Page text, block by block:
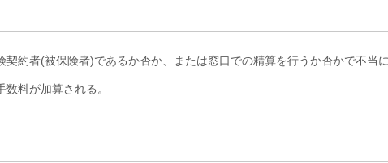
約者(被保険者)であるか否か、または窓口での精算を行うか否かで不当
料が加算される。